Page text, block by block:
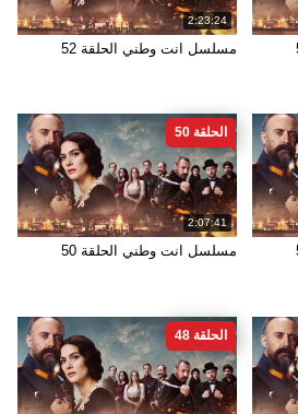
2:23:24
مسلسل انت وطني الحلقة 52
2:07:41
الحلقة 50
مسلسل انت وطني الحلقة 50
الحلقة 48